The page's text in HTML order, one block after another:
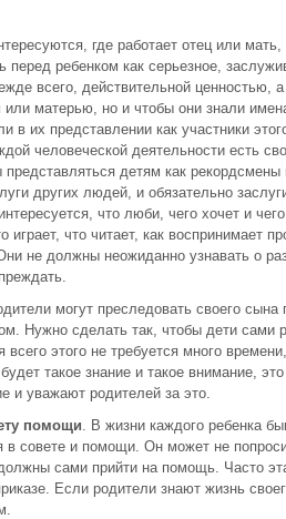
где работает отец или
ребенком как серьезное,
всего, действительной ценностью,
матерью, но и чтобы они знали
их представлении как участники
человеческой деятельности есть
детям как рекордсмены
других людей, и обязательно
что люби, чего хочет и
что читает, как воспринимает
не должны неожиданно узнавать о
могут преследовать своего
Нужно сделать так, чтобы дети сами
этого не требуется много
такое знание и такое внимание,
и уважают родителей за это.
помощи. В жизни каждого ребенка
в совете и помощи. Он может не
должны сами прийти на помощь. Часто
Если родители знают жизнь